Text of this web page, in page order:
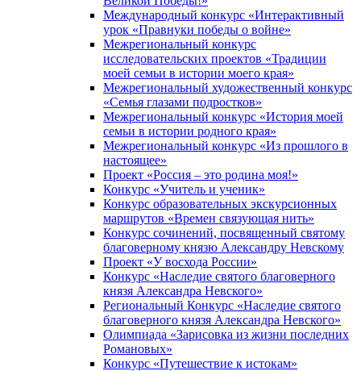
Международный конкурс «Интерактивный
урок «Правнуки победы о войне»
Межрегиональный конкурс
исследовательских проектов «Традиции
моей семьи в истории моего края»
Межрегиональный художественный конкурс
«Семья глазами подростков»
Межрегиональный конкурс «История моей
семьи в истории родного края»
Межрегиональный конкурс «Из прошлого в
настоящее»
Проект «Россия – это родина моя!»
Конкурс «Учитель и ученик»
Конкурс образовательных экскурсионных
маршрутов «Времен связующая нить»
Конкурс сочинений, посвященный святому
благоверному князю Александру Невскому
Проект «У восхода России»
Конкурс «Наследие святого благоверного
князя Александра Невского»
Региональный Конкурс «Наследие святого
благоверного князя Александра Невского»
Олимпиада «Зарисовка из жизни последних
Романовых»
Конкурс «Путешествие к истокам»